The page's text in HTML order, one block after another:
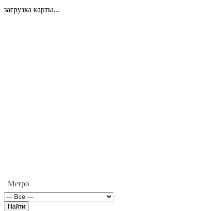
загрузка карты...
Метро